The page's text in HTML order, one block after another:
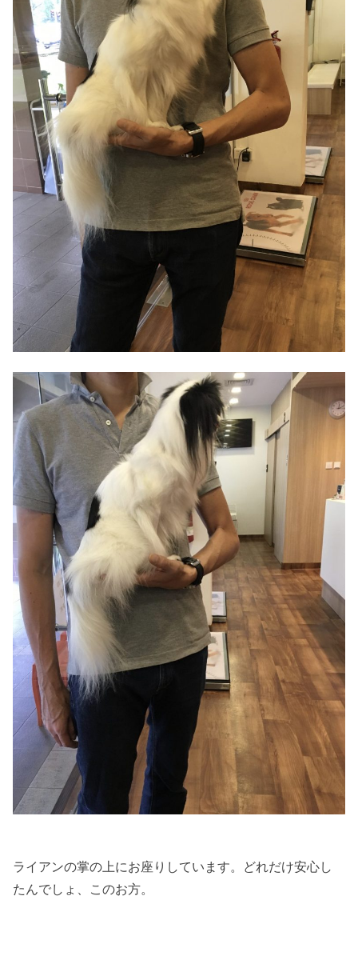
ライアンの掌の上にお座りしています。どれだけ安心し
たんでしょ、このお方。